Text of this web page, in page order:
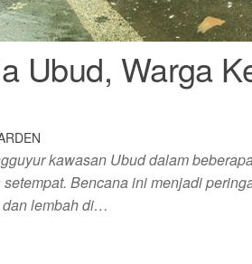
Ubud, Warga
kawasan Ubud dalam
Bencana ini menjadi
lembah di…